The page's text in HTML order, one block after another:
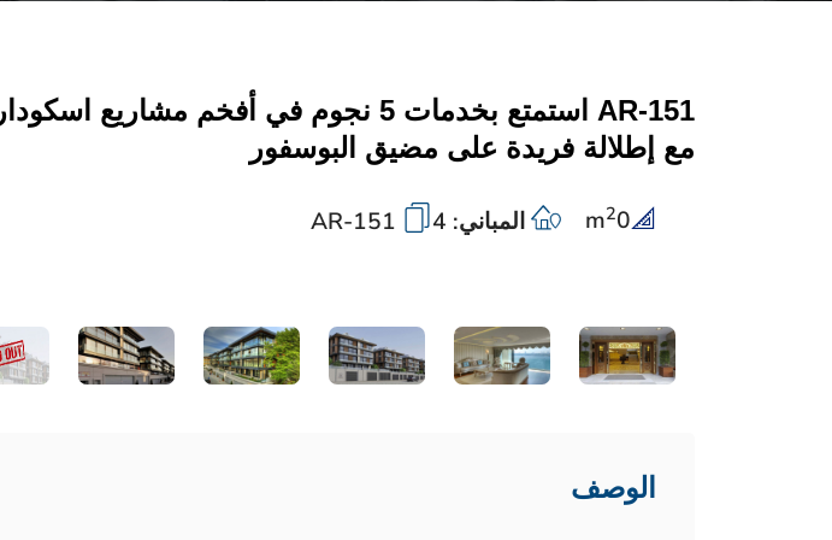
AR-151 استمتع بخدمات 5 نجوم في أفخم مشاريع اسكودار
مع إطلالة فريدة على مضيق البوسفور
0
m2 المباني: 4
الوصف